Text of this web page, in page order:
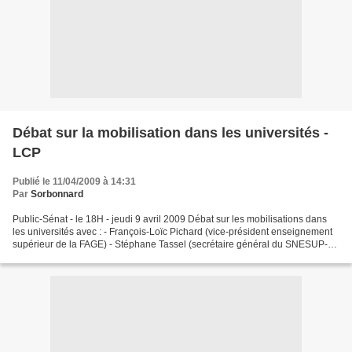
Débat sur la mobilisation dans les universités -
LCP
Publié le 11/04/2009 à 14:31
Par Sorbonnard
Public-Sénat - le 18H - jeudi 9 avril 2009 Débat sur les mobilisations dans
les universités avec : - François-Loïc Pichard (vice-président enseignement
supérieur de la FAGE) - Stéphane Tassel (secrétaire général du SNESUP-